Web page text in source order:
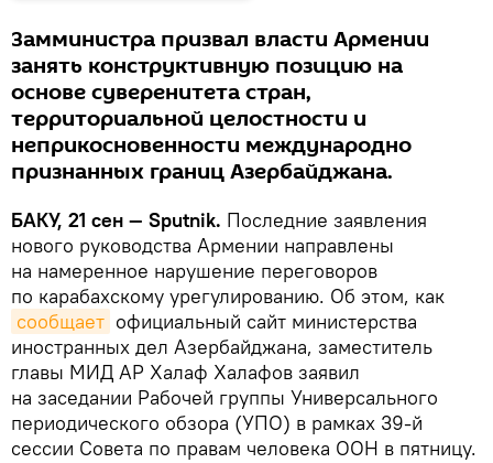
Замминистра призвал власти Армении
занять конструктивную позицию на
основе суверенитета стран,
территориальной целостности и
неприкосновенности международно
признанных границ Азербайджана.
БАКУ, 21 сен — Sputnik. Последние заявления
нового руководства Армении направлены
на намеренное нарушение переговоров
по карабахскому урегулированию. Об этом, как
сообщает официальный сайт министерства
иностранных дел Азербайджана, заместитель
главы МИД АР Халаф Халафов заявил
на заседании Рабочей группы Универсального
периодического обзора (УПО) в рамках 39-й
сессии Совета по правам человека ООН в пятницу.